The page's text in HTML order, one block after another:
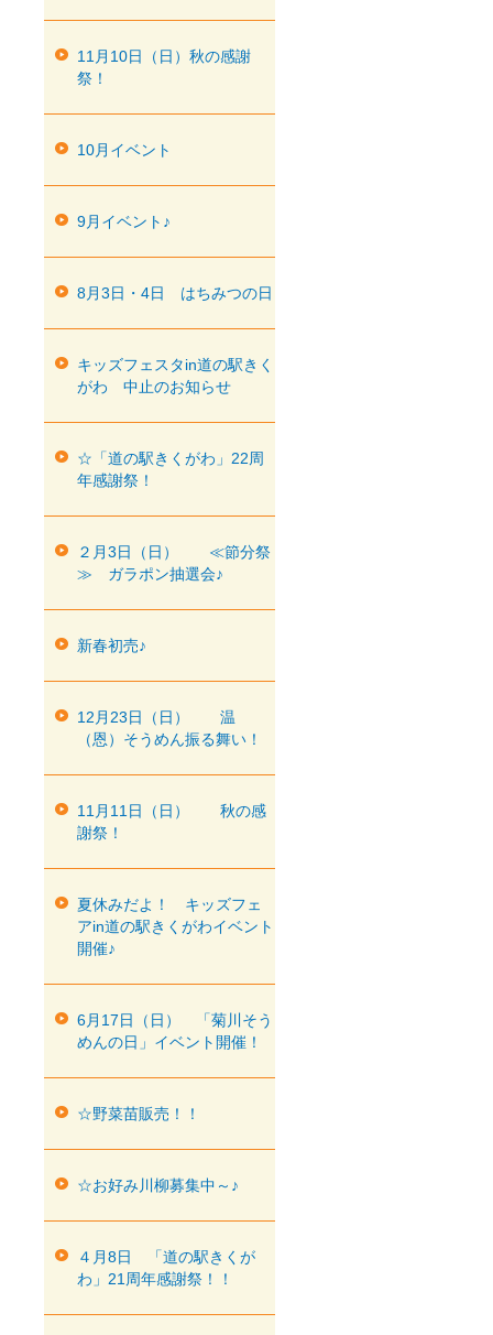
11月10日（日）秋の感謝
祭！
10月イベント
9月イベント♪
8月3日・4日 はちみつの日
キッズフェスタin道の駅きく
がわ 中止のお知らせ
☆「道の駅きくがわ」22周
年感謝祭！
２月3日（日） ≪節分祭
≫ ガラポン抽選会♪
新春初売♪
12月23日（日） 温
（恩）そうめん振る舞い！
11月11日（日） 秋の感
謝祭！
夏休みだよ！ キッズフェ
アin道の駅きくがわイベント
開催♪
6月17日（日） 「菊川そう
めんの日」イベント開催！
☆野菜苗販売！！
☆お好み川柳募集中～♪
４月8日 「道の駅きくが
わ」21周年感謝祭！！